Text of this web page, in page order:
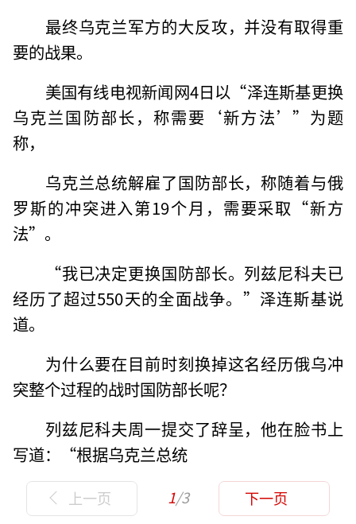
最终乌克兰军方的大反攻，并没有取得重
要的战果。
美国有线电视新闻网4日以“泽连斯基更换
乌克兰国防部长，称需要‘新方法’”为题
称，
乌克兰总统解雇了国防部长，称随着与俄
罗斯的冲突进入第19个月，需要采取“新方
法”。
“我已决定更换国防部长。列兹尼科夫已
经历了超过550天的全面战争。”泽连斯基说
道。
为什么要在目前时刻换掉这名经历俄乌冲
突整个过程的战时国防部长呢？
列兹尼科夫周一提交了辞呈，他在脸书上
写道：“根据乌克兰总统
上一页 1/3 下一页